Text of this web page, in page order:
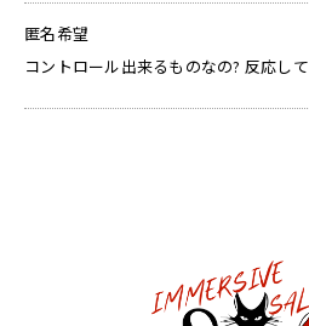
匿名希望
コントロール出来るものなの? 反応し